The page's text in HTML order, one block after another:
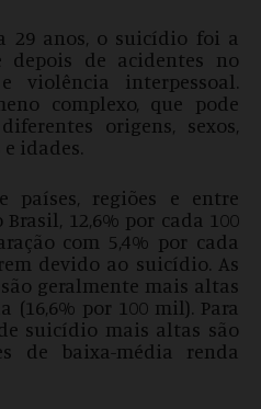
29 anos, o suicídio foi a
depois de acidentes no
violência interpessoal.
complexo, que pode
origens, sexos,
idades.
países, regiões e entre
12,6% por cada 100
com 5,4% por cada
devido ao suicídio. As
geralmente mais altas
(16,6% por 100 mil). Para
suicídio mais altas são
de baixa-média renda